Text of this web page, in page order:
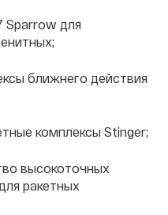
Sparrow для
ближнего действия
комплексы Stinger;
высокоточных
ракетных